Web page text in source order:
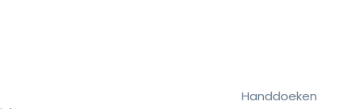
Handdoeken